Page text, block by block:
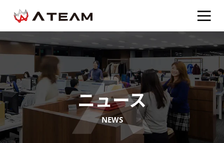
ニュース
NEWS